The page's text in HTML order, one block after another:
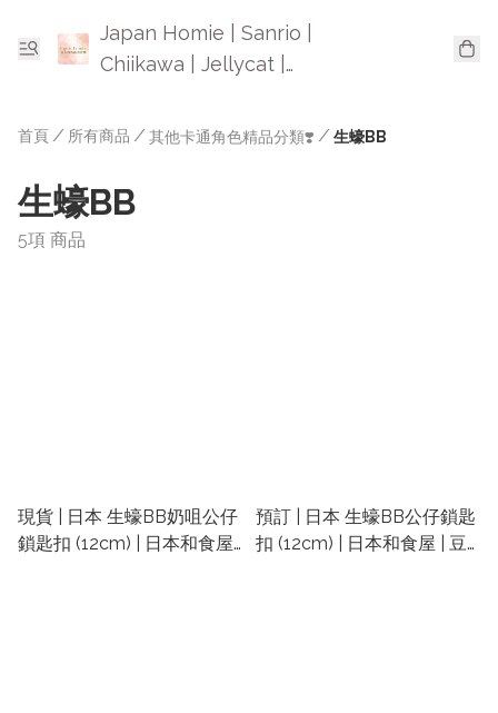
Japan Homie | Sanrio |
Chiikawa | Jellycat |
首頁 / 所有商品 / 其他卡通角色精品分類❣️ / 生蠔BB
生蠔BB
5項 商品
現貨 | 日本 生蠔BB奶咀公仔
鎖匙扣 (12cm) | 日本和食屋
預訂 | 日本 生蠔BB公仔鎖匙
扣 (12cm) | 日本和食屋 | 豆